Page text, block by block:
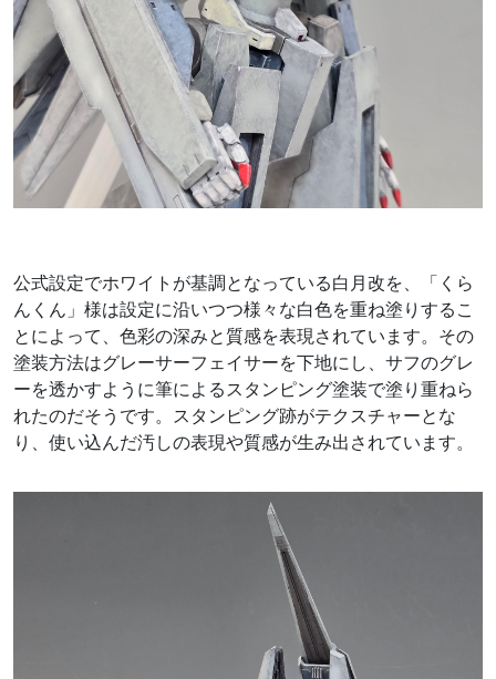
公式設定でホワイトが基調となっている白月改を、「くら
んくん」様は設定に沿いつつ様々な白色を重ね塗りするこ
とによって、色彩の深みと質感を表現されています。その
塗装方法はグレーサーフェイサーを下地にし、サフのグレ
ーを透かすように筆によるスタンピング塗装で塗り重ねら
れたのだそうです。スタンピング跡がテクスチャーとな
り、使い込んだ汚しの表現や質感が生み出されています。